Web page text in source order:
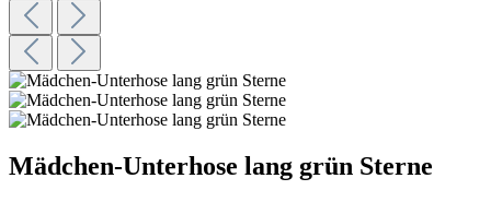
Mädchen-Unterhose lang grün Sterne